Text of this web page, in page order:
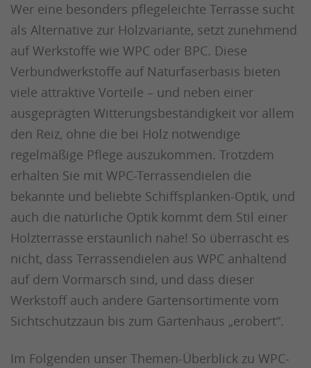
Wer eine besonders pflegeleichte Terrasse sucht
als Alternative zur Holzvariante, setzt zunehmend
auf Werkstoffe wie WPC oder BPC. Diese
Verbundwerkstoffe auf Naturfaserbasis bieten
viele attraktive Vorteile – und neben einer
ausgeprägten Witterungsbeständigkeit vor allem
den Reiz, ohne die bei Holz notwendige
regelmäßige Pflege auszukommen. Trotzdem
erhalten Sie mit WPC-Terrassendielen die
bekannte und beliebte Schiffsplanken-Optik, und
auch die natürliche Optik kommt dem Stil einer
Holzterrasse erstaunlich nahe! So überrascht es
nicht, dass Terrassendielen aus WPC anhaltend
auf dem Vormarsch sind, und dass dieser
Werkstoff auch andere Gartensortimente vom
Sichtschutzzaun bis zum Gartenhaus „erobert“.
Im Folgenden unser Themen-Überblick zu WPC-